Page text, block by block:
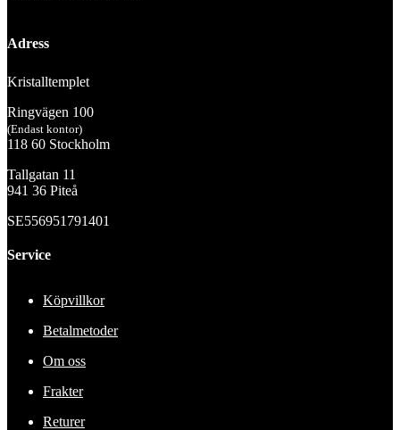
Adress
Kristalltemplet
Ringvägen 100
(Endast kontor)
118 60 Stockholm
Tallgatan 11
941 36 Piteå
SE556951791401
Service
Köpvillkor
Betalmetoder
Om oss
Frakter
Returer